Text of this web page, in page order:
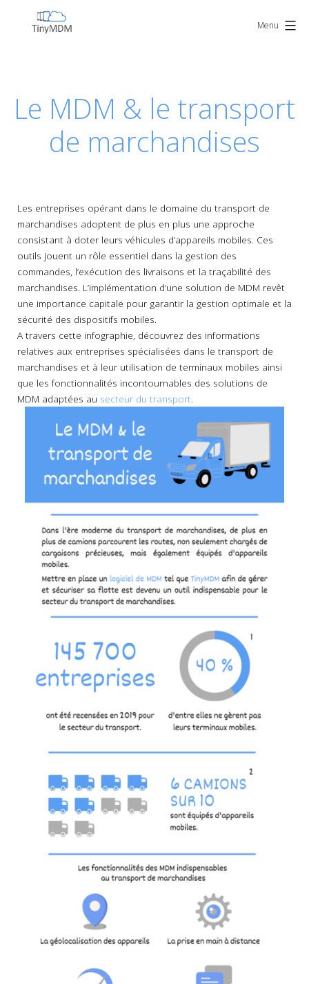
TinyMDM Menu
Le MDM & le transport
de marchandises
Les entreprises opérant dans le domaine du transport de
marchandises adoptent de plus en plus une approche
consistant à doter leurs véhicules d’appareils mobiles. Ces
outils jouent un rôle essentiel dans la gestion des
commandes, l’exécution des livraisons et la traçabilité des
marchandises. L’implémentation d’une solution de MDM revêt
une importance capitale pour garantir la gestion optimale et la
sécurité des dispositifs mobiles.
A travers cette infographie, découvrez des informations
relatives aux entreprises spécialisées dans le transport de
marchandises et à leur utilisation de terminaux mobiles ainsi
que les fonctionnalités incontournables des solutions de
MDM adaptées au secteur du transport